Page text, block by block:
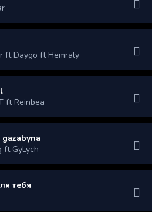
ft Daygo ft Hemraly
ft Reinbea
gazabyna
ft GyLych
тебя